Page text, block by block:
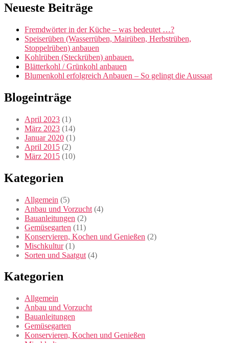
Neueste Beiträge
Fremdwörter in der Küche – was bedeutet …?
Speiserüben (Wasserrüben, Mairüben, Herbstrüben,
Stoppelrüben) anbauen
Kohlrüben (Steckrüben) anbauen.
Blätterkohl / Grünkohl anbauen
Blumenkohl erfolgreich Anbauen – So gelingt die Aussaat
Blogeinträge
April 2023 (1)
März 2023 (14)
Januar 2020 (1)
April 2015 (2)
März 2015 (10)
Kategorien
Allgemein (5)
Anbau und Vorzucht (4)
Bauanleitungen (2)
Gemüsegarten (11)
Konservieren, Kochen und Genießen (2)
Mischkultur(1)
Sorten und Saatgut (4)
Kategorien
Allgemein
Anbau und Vorzucht
Bauanleitungen
Gemüsegarten
Konservieren, Kochen und Genießen